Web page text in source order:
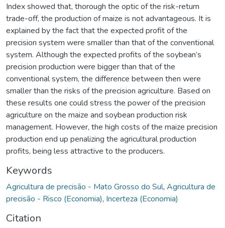
Index showed that, thorough the optic of the risk-return
trade-off, the production of maize is not advantageous. It is
explained by the fact that the expected profit of the
precision system were smaller than that of the conventional
system. Although the expected profits of the soybean’s
precision production were bigger than that of the
conventional system, the difference between then were
smaller than the risks of the precision agriculture. Based on
these results one could stress the power of the precision
agriculture on the maize and soybean production risk
management. However, the high costs of the maize precision
production end up penalizing the agricultural production
profits, being less attractive to the producers.
Keywords
Agricultura de precisão - Mato Grosso do Sul, Agricultura de
precisão - Risco (Economia), Incerteza (Economia)
Citation